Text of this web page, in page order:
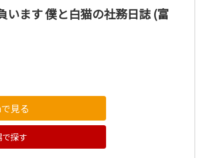
います 僕と白猫の社務日誌 (富
見る
探す